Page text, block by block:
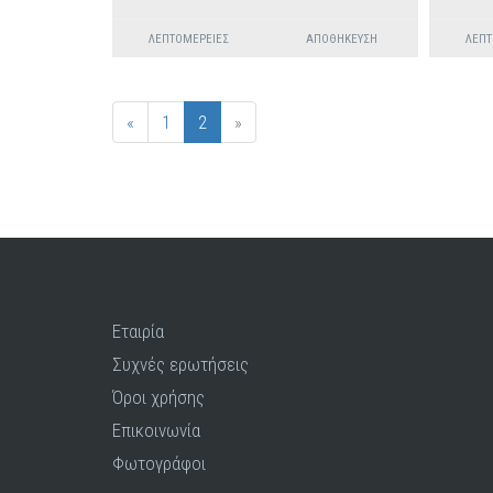
ΛΕΠΤΟΜΈΡΕΙΕΣ ΑΠΟΘΉΚΕΥΣΗ
« 1 2 »
Εταιρία
Συχνές ερωτήσεις
Όροι χρήσης
Επικοινωνία
Φωτογράφοι